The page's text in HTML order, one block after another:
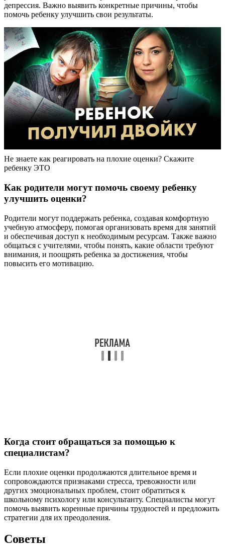
депрессия. Важно выявить конкретные причины, чтобы
помочь ребенку улучшить свои результаты.
Не знаете как реагировать на плохие оценки? Скажите
ребенку ЭТО
Как родители могут помочь своему ребенку
улучшить оценки?
Родители могут поддержать ребенка, создавая комфортную
учебную атмосферу, помогая организовать время для занятий
и обеспечивая доступ к необходимым ресурсам. Также важно
общаться с учителями, чтобы понять, какие области требуют
внимания, и поощрять ребенка за достижения, чтобы
повысить его мотивацию.
Когда стоит обращаться за помощью к
специалистам?
Если плохие оценки продолжаются длительное время и
сопровождаются признаками стресса, тревожности или
других эмоциональных проблем, стоит обратиться к
школьному психологу или консультанту. Специалисты могут
помочь выявить коренные причины трудностей и предложить
стратегии для их преодоления.
Советы